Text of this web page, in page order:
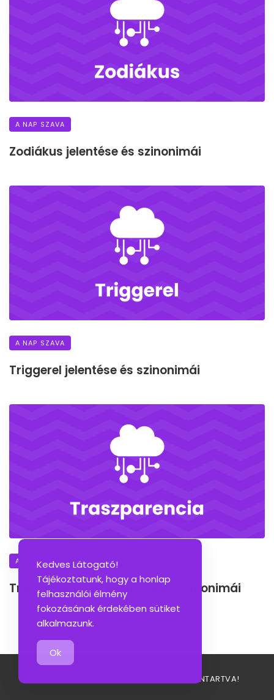
A NAP SZAVA
Zodiákus jelentése és szinonimái
A NAP SZAVA
Triggerel jelentése és szinonimái
A NAP SZAVA
Transzparencia jelentése és szinonimái
SZOFELHO.HU © 2026 - MINDEN JOG FENNTARTVA!
Kedves Látogató!
Tájékoztatunk, hogy a honlap
felhasználói élmény
fokozásának érdekében sütiket
alkalmazunk.
Ok